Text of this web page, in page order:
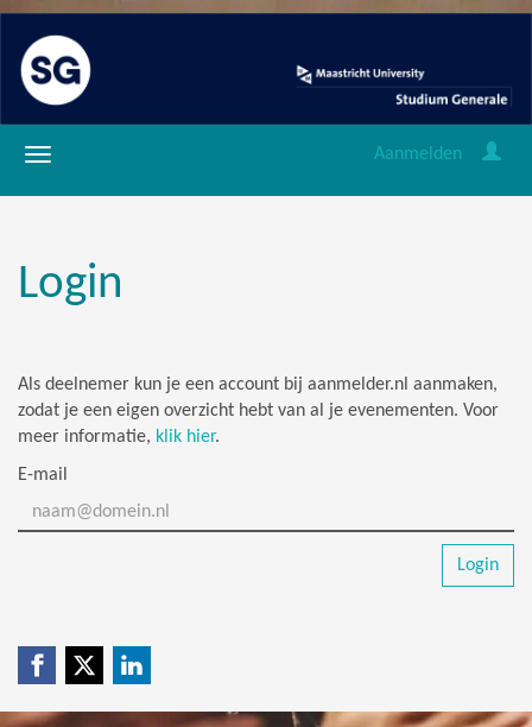
Aanmelden
Login
Als deelnemer kun je een account bij aanmelder.nl aanmaken,
zodat je een eigen overzicht hebt van al je evenementen. Voor
meer informatie, klik hier.
E-mail
Login